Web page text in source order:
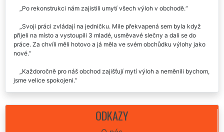
našeho požadavku.
Naprosto dokonalé a kvalitní služby v Jaroslavicích.
Po rekonstrukci nám zajistili umytí všech výloh v obchodě.
přijeli na místo a vystoupili 3 mladé, usměvavé slečny a dali se do
práce. Za chvíli měli hotovo a já měla ve svém obchůdku výlohy jako